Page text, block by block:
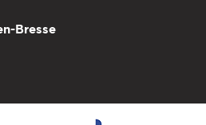
Bresse